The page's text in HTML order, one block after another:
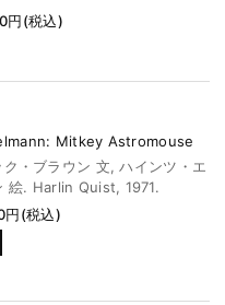
円(税込)
Mitkey Astromouse
ク・ブラウン 文, ハインツ・エ
絵. Harlin Quist, 1971.
円(税込)